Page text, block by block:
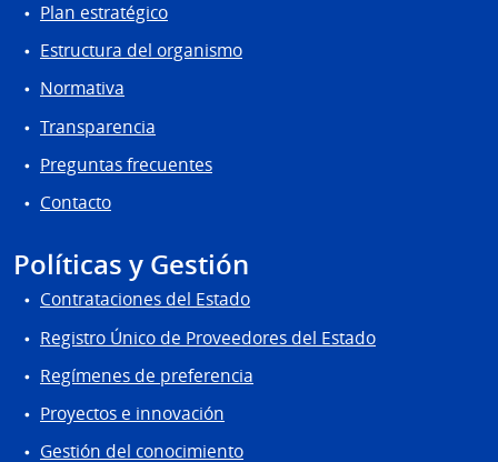
Plan estratégico
Estructura del organismo
Normativa
Transparencia
Preguntas frecuentes
Contacto
Políticas y Gestión
Contrataciones del Estado
Registro Único de Proveedores del Estado
Regímenes de preferencia
Proyectos e innovación
Gestión del conocimiento